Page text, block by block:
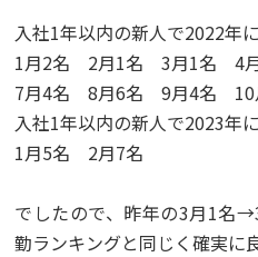
入社1年以内の新人で2022年
1月2名 2月1名 3月1名 4
7月4名 8月6名 9月4名
入社1年以内の新人で2023年
1月5名 2月7名
でしたので、昨年の3月1名
勤ランキングと同じく確実に